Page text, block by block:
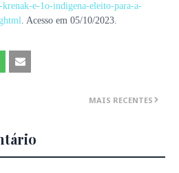
e-1o-indigena-eleito-para-a-
. Acesso em 05/10/2023.
MAIS RECENTES